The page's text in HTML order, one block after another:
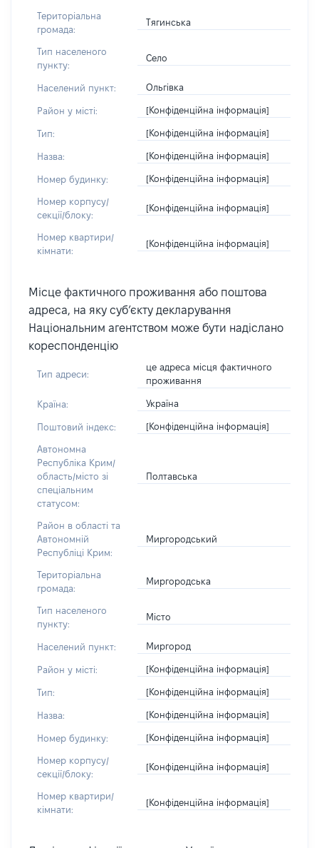
Територіальна
громада:
Тягинська
Тип населеного
пункту:
Село
Населений пункт: Ольгівка
Район у місті: [Конфіденційна інформація]
Тип: [Конфіденційна інформація]
Назва: [Конфіденційна інформація]
Номер будинку: [Конфіденційна інформація]
Номер корпусу/
секції/блоку:
[Конфіденційна інформація]
Номер квартири/
кімнати:
[Конфіденційна інформація]
Місце фактичного проживання або поштова
адреса, на яку суб’єкту декларування
Національним агентством може бути надіслано
кореспонденцію
Тип адреси:
це адреса місця фактичного
проживання
Країна: Україна
Поштовий індекс: [Конфіденційна інформація]
Автономна
Республіка Крим/
область/місто зі
спеціальним
статусом:
Полтавська
Район в області та
Автономній
Республіці Крим:
Миргородський
Територіальна
громада:
Миргородська
Тип населеного
пункту:
Місто
Населений пункт: Миргород
Район у місті: [Конфіденційна інформація]
Тип: [Конфіденційна інформація]
Назва: [Конфіденційна інформація]
Номер будинку: [Конфіденційна інформація]
Номер корпусу/
секції/блоку:
[Конфіденційна інформація]
Номер квартири/
кімнати:
[Конфіденційна інформація]